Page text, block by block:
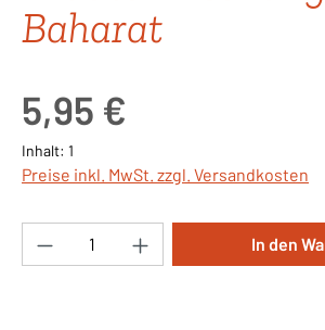
Baharat
5,95 €
Inhalt: 1
Preise inkl. MwSt. zzgl. Versandkosten
Produkt Anzahl: Gib den
In den